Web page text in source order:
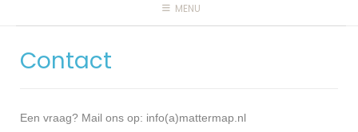
MENU
Contact
Een vraag? Mail ons op: info(a)mattermap.nl